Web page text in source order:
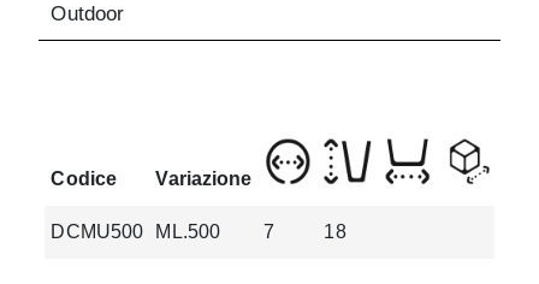
Outdoor
Codice Variazione
DCMU500 ML.500 7 18